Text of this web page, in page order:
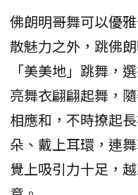
佛朗明哥舞可以優
散魅力之外，跳佛
「美美地」跳舞，
亮舞衣翩翩起舞，
相應和，不時撩起
朵、戴上耳環，連
覺上吸引力十足，